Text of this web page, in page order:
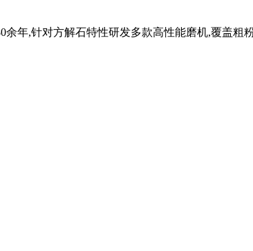
年,针对方解石特性研发多款高性能磨机,覆盖粗